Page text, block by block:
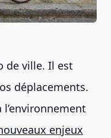
de ville. Il est
déplacements.
l’environnement
enjeux